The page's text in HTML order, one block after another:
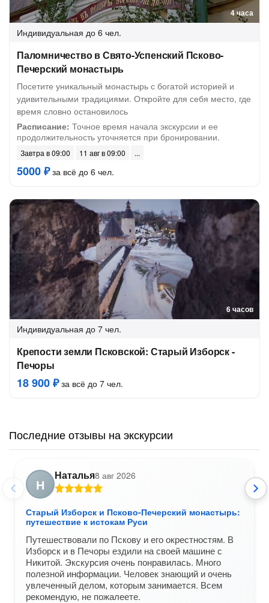
4 часа
Индивидуальная до 6 чел.
Паломничество в Свято-Успенский Псково-
Печерский монастырь
Посетите уникальный монастырь с богатой историей и
удивительными традициями. Откройте для себя место, где
время словно остановилось
Расписание: Точное время начала экскурсии и ее
продолжительность уточняется при бронировании.
Завтра в 09:00 11 авг в 09:00
5000 ₽за всё до 6 чел.
6 часов
Индивидуальная до 7 чел.
Крепости земли Псковской: Старый Изборск -
Печоры
18 900 ₽за всё до 7 чел.
Последние отзывы на экскурсии
Н
Наталья8 авг 2026
Старый Изборск и Псково-Печерский монастырь:
путешествие к истокам Руси
Путешествовали по Пскову и его окрестностям. В
Изборск и в Печоры ездили на своей машине с
Никитой. Экскурсия очень понравилась. Много
полезной информации. Человек знающий и очень
увлеченный делом, которым занимается. Всем
рекомендую, не пожалеете.